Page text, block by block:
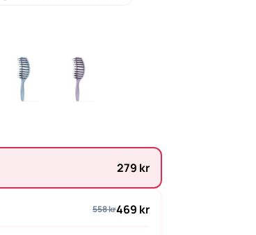
279 kr
558 kr469 kr